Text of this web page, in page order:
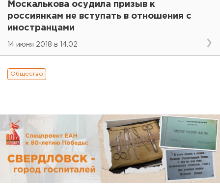
Москалькова осудила призыв к
россиянкам не вступать в отношения с
иностранцами
14 июня 2018 в 14:02
Общество